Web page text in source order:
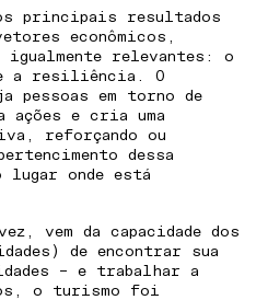
principais resultados
econômicos,
relevantes: o
e a resiliência. O
pessoas em torno de
e cria uma
reforçando ou
dessa
lugar onde está
vem da capacidade dos
de encontrar sua
– e trabalhar a
o turismo foi